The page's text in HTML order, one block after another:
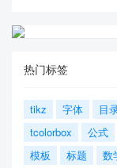
热门标签
tikz 字体 目
tcolorbox
公式
模板
标题 数